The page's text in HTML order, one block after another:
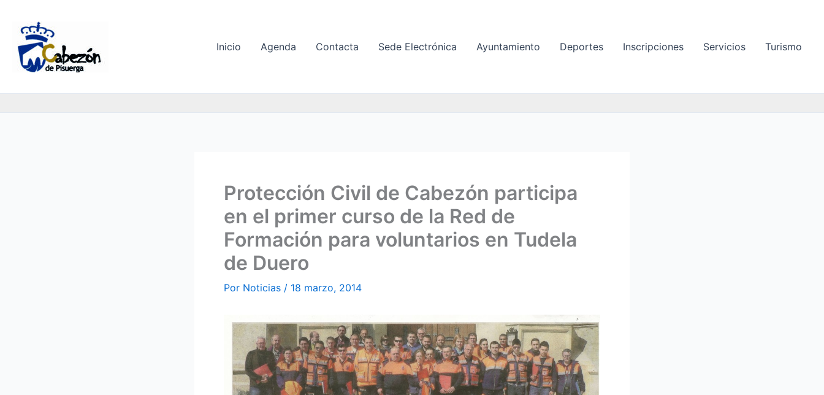
contenido
Inicio Agenda Contacta Sede Electrónica Ayuntamiento Deportes Inscripciones Servicios Turismo
Protección Civil de Cabezón participa
en el primer curso de la Red de
Formación para voluntarios en Tudela
de Duero
Por Noticias / 18 marzo, 2014